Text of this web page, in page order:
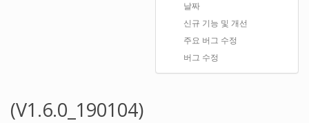
날짜
신규 기능 및 개선
주요 버그 수정
버그 수정
(V1.6.0_190104)